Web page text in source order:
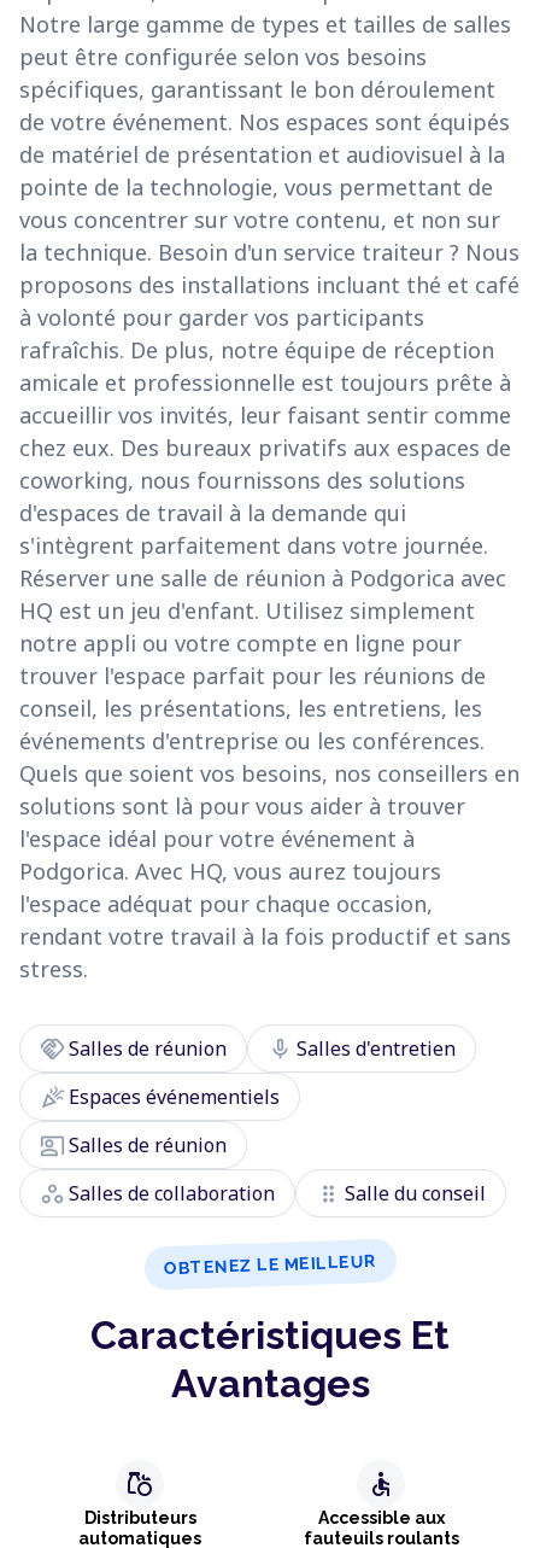
Notre large gamme de types et tailles de salles
peut être configurée selon vos besoins
spécifiques, garantissant le bon déroulement
de votre événement. Nos espaces sont équipés
de matériel de présentation et audiovisuel à la
pointe de la technologie, vous permettant de
vous concentrer sur votre contenu, et non sur
la technique. Besoin d'un service traiteur ? Nous
proposons des installations incluant thé et café
à volonté pour garder vos participants
rafraîchis. De plus, notre équipe de réception
amicale et professionnelle est toujours prête à
accueillir vos invités, leur faisant sentir comme
chez eux. Des bureaux privatifs aux espaces de
coworking, nous fournissons des solutions
d'espaces de travail à la demande qui
s'intègrent parfaitement dans votre journée.
Réserver une salle de réunion à Podgorica avec
HQ est un jeu d'enfant. Utilisez simplement
notre appli ou votre compte en ligne pour
trouver l'espace parfait pour les réunions de
conseil, les présentations, les entretiens, les
événements d'entreprise ou les conférences.
Quels que soient vos besoins, nos conseillers en
solutions sont là pour vous aider à trouver
l'espace idéal pour votre événement à
Podgorica. Avec HQ, vous aurez toujours
l'espace adéquat pour chaque occasion,
rendant votre travail à la fois productif et sans
stress.
handshakeSalles de réunion mic Salles d'entretien
celebrationEspaces événementiels
co_presentSalles de réunion
workspaces Salles de collaboration drag_indicator Salle du conseil
OBTENEZ LE MEILLEUR
Caractéristiques Et
Avantages
grocery
Distributeurs
automatiques
accessible
Accessible aux
fauteuils roulants